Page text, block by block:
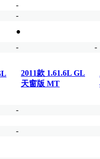
-
-
●
- -
2011款 1.61.6L GL
天窗版 MT
-
-